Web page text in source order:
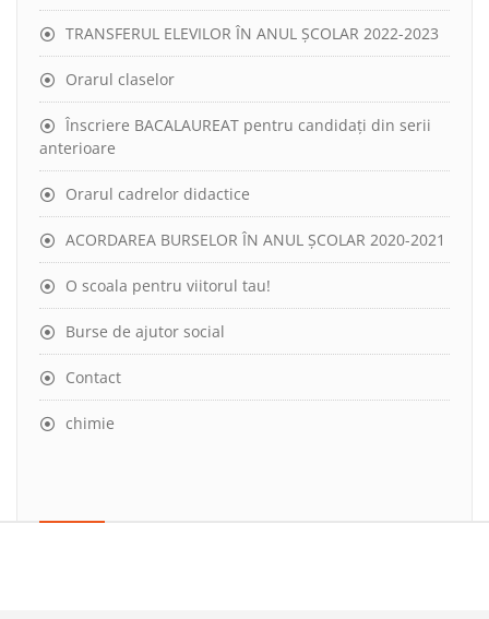
TRANSFERUL ELEVILOR ÎN ANUL ȘCOLAR 2022-2023
Orarul claselor
Înscriere BACALAUREAT pentru candidați din serii
anterioare
Orarul cadrelor didactice
ACORDAREA BURSELOR ÎN ANUL ȘCOLAR 2020-2021
O scoala pentru viitorul tau!
Burse de ajutor social
Contact
chimie